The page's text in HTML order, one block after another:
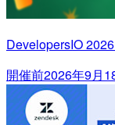
DevelopersIO
開催前2026年9月